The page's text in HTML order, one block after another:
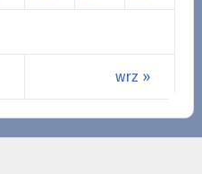
wrz »